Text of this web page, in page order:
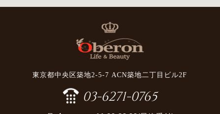
東京都中央区築地2-5-7 ACN築地二丁目ビル2F
03-6271-0765